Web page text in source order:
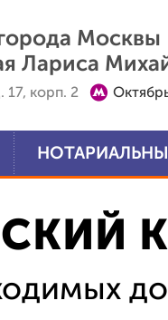
Москвы
Лариса
17, корп. 2